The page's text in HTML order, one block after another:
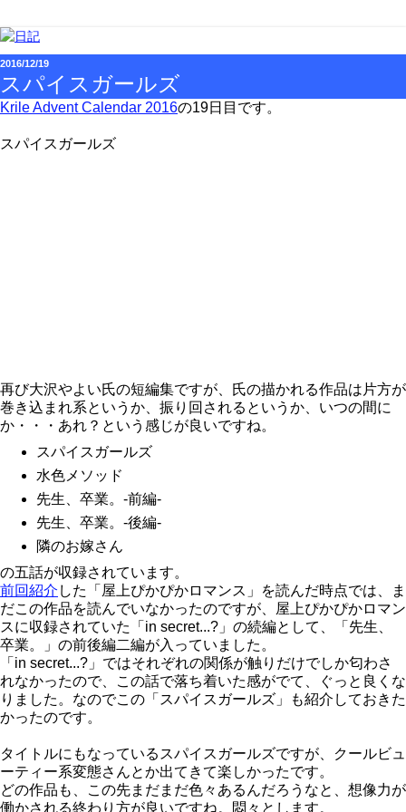
2016/12/19
スパイスガールズ
Krile Advent Calendar 2016の19日目です。
スパイスガールズ
再び大沢やよい氏の短編集ですが、氏の描かれる作品は片方が
巻き込まれ系というか、振り回されるというか、いつの間に
か・・・あれ？という感じが良いですね。
スパイスガールズ
水色メソッド
先生、卒業。-前編-
先生、卒業。-後編-
隣のお嫁さん
の五話が収録されています。
前回紹介 した「屋上ぴかぴかロマンス」を読んだ時点では、ま
だこの作品を読んでいなかったのですが、屋上ぴかぴかロマン
スに収録されていた「in secret...?」の続編として、「先生、
卒業。」の前後編二編が入っていました。
「in secret...?」ではそれぞれの関係が触りだけでしか匂わさ
れなかったので、この話で落ち着いた感がでて、ぐっと良くな
りました。なのでこの「スパイスガールズ」も紹介しておきた
かったのです。
タイトルにもなっているスパイスガールズですが、クールビュ
ーティー系変態さんとか出てきて楽しかったです。
どの作品も、この先まだまだ色々あるんだろうなと、想像力が
働かされる終わり方が良いですね。悶々とします。